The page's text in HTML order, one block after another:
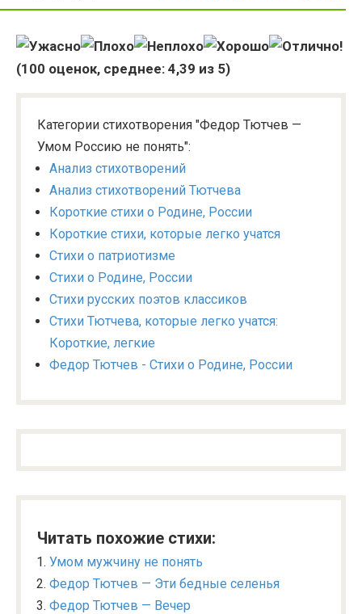
(100 оценок, среднее: 4,39 из 5)
Категории стихотворения "Федор Тютчев —
Умом Россию не понять":
Анализ стихотворений
Анализ стихотворений Тютчева
Короткие стихи о Родине, России
Короткие стихи, которые легко учатся
Стихи о патриотизме
Стихи о Родине, России
Стихи русских поэтов классиков
Стихи Тютчева, которые легко учатся:
Короткие, легкие
Федор Тютчев - Стихи о Родине, России
Читать похожие стихи:
Умом мужчину не понять
Федор Тютчев — Эти бедные селенья
Федор Тютчев — Вечер